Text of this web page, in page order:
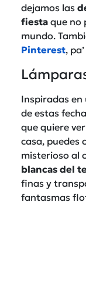
dejamos las
fiesta que no
mundo.
Pinterest,
Inspiradas en
de estas
que quiere
casa, puedes
misterioso al
blancas del
finas y
fantasmas